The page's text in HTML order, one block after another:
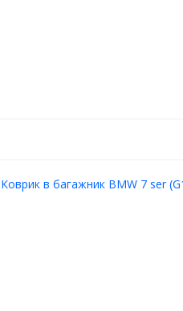
Коврик в багажник BMW 7 ser